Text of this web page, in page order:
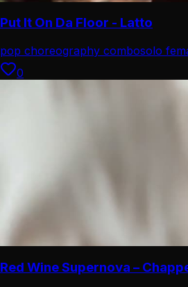
Put It On Da Floor - Latto
pop choreography combosolo
0
Red Wine Supernova –